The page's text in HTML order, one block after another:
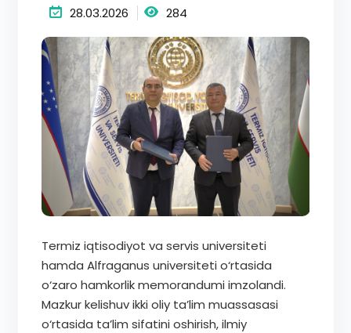
28.03.2026 284
Termiz iqtisodiyot va servis universiteti
hamda Alfraganus universiteti o‘rtasida
o‘zaro hamkorlik memorandumi imzolandi.
Mazkur kelishuv ikki oliy ta’lim muassasasi
o‘rtasida ta’lim sifatini oshirish, ilmiy